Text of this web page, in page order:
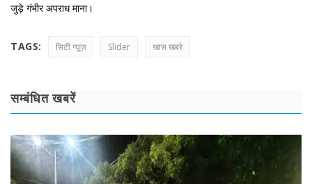
जुड़े गंभीर अपराध माना।
TAGS: सिटी न्यूज़ Slider खास खबरे
सम्बंधित खबरें